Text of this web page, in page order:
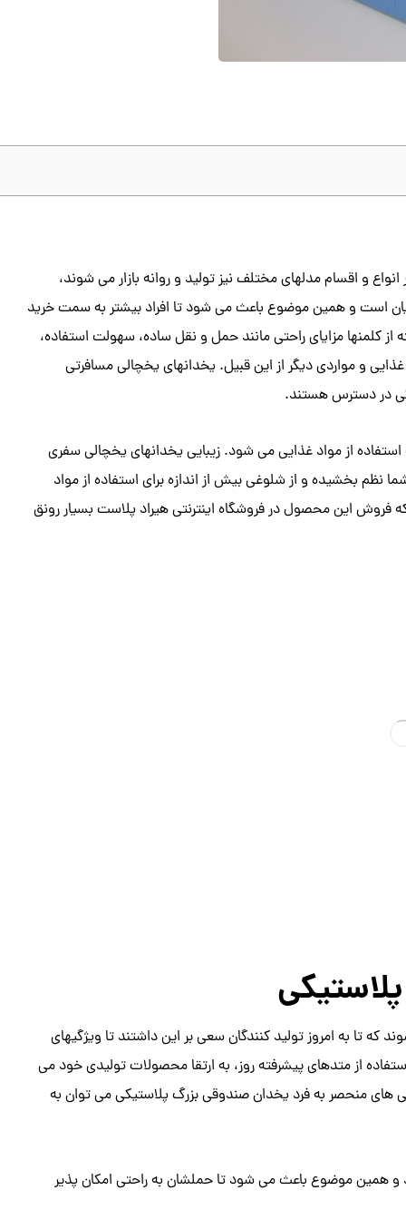
و اقسام مدلهای مختلف نیز تولید و روانه بازار می شوند،
است و همین موضوع باعث می شود تا افراد بیشتر به سمت خرید
کلمنها مزایای راحتی مانند حمل و نقل ساده، سهولت استفاده،
غذایی و مواردی دیگر از این قبیل. یخدانهای یخچالی مسافرتی
در دسترس هستند.
از مواد غذایی می شود. زیبایی یخدانهای یخچالی سفری
بخشیده و از شلوغی بیش از اندازه برای استفاده از مواد
این محصول در فروشگاه اینترنتی هیراد پلاست بسیار رونق
تا به امروز تولید کنندگان سعی بر این داشتند تا ویژگیهای
از متدهای پیشرفته روز، به ارتقا محصولات تولیدی خود می
منحصر به فرد یخدان صندوقی بزرگ پلاستیکی می توان به
و همین موضوع باعث می شود تا حملشان به راحتی امکان پذیر